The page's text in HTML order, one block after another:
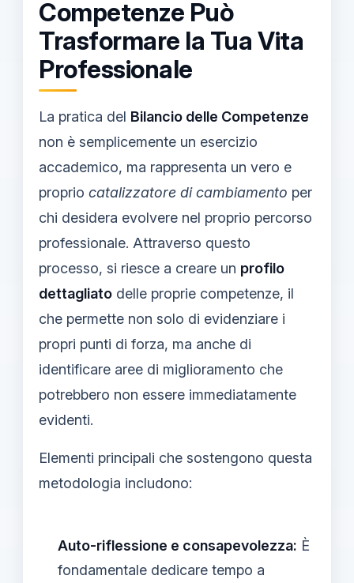
Competenze Può
Trasformare la Tua Vita
Professionale
La pratica del Bilancio delle Competenze
non è semplicemente un esercizio
accademico, ma rappresenta un vero e
proprio catalizzatore di cambiamento per
chi desidera evolvere nel proprio percorso
professionale. Attraverso questo
processo, si riesce a creare un profilo
dettagliato delle proprie competenze, il
che permette non solo di evidenziare i
propri punti di forza, ma anche di
identificare aree di miglioramento che
potrebbero non essere immediatamente
evidenti.
Elementi principali che sostengono questa
metodologia includono:
Auto-riflessione e consapevolezza: È
fondamentale dedicare tempo a